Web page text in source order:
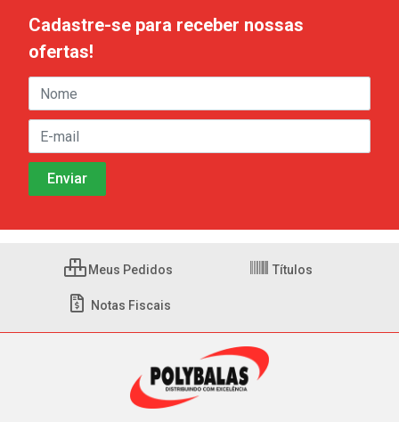
Cadastre-se para receber nossas
ofertas!
Meus Pedidos Títulos
Notas Fiscais